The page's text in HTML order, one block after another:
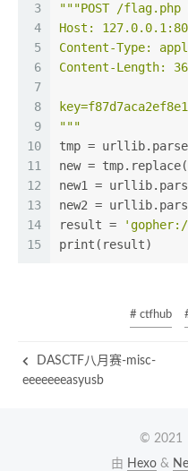
3
4
5
6
7
8
9
10
11
12
13
14
15
"""POST /flag.php
Host: 127.0.0.1:80
Content-Type:
Content-Length: 36
"""
tmp =
new = tmp.replace(
new1 =
new2 =
result =
print(result)
# ctfhub
DASCTF八月赛-misc-
eeeeeeeasyusb
© 2021
由 Hexo &